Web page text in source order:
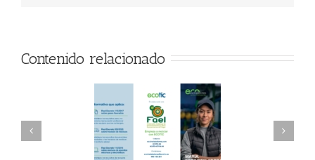
Contenido relacionado
AAEL y
FAEL, Ecoasimelec y
Parque Joyero